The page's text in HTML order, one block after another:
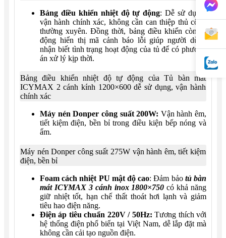
Bảng điều khiển nhiệt độ tự động: Dễ sử dụng,
vận hành chính xác, không cần can thiệp thủ công
thường xuyên. Đồng thời, bảng điều khiển còn tự
động hiển thị mã cảnh báo lỗi giúp người dùng
nhận biết tình trạng hoạt động của tủ để có phương
án xử lý kịp thời.
Bảng điều khiển nhiệt độ tự động của Tủ bàn mát
ICYMAX 2 cánh kính 1200×600 dễ sử dụng, vận hành
chính xác
Máy nén Donper công suất 200W: Vận hành êm,
tiết kiệm điện, bền bỉ trong điều kiện bếp nóng và
ẩm.
Máy nén Donper công suất 275W vận hành êm, tiết kiệm
điện, bền bỉ
Foam cách nhiệt PU mật độ cao: Đảm bảo tủ bàn
mát ICYMAX 3 cánh inox 1800×750có khả năng
giữ nhiệt tốt, hạn chế thất thoát hơi lạnh và giảm
tiêu hao điện năng.
Điện áp tiêu chuẩn 220V / 50Hz: Tương thích với
hệ thống điện phổ biến tại Việt Nam, dễ lắp đặt mà
không cần cải tạo nguồn điện.